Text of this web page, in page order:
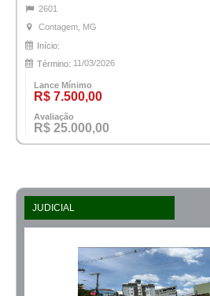
2601
Contagem, MG
Início:
Término: 11/03/2026
Lance Mínimo
R$ 7.500,00
Avaliação
R$ 25.000,00
JUDICIAL